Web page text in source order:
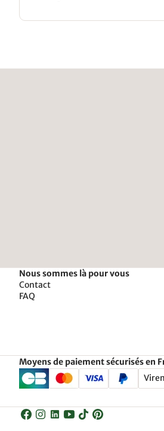
Nous sommes là pour vous
Contact
FAQ
Moyens de paiement sécurisés en